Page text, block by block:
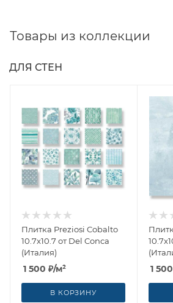
Товары из коллекции
ДЛЯ СТЕН
Плитка Preziosi Cobalto
10.7x10.7 от Del Conca
(Италия)
1 500 ₽/м²
В КОРЗИНУ
1 500